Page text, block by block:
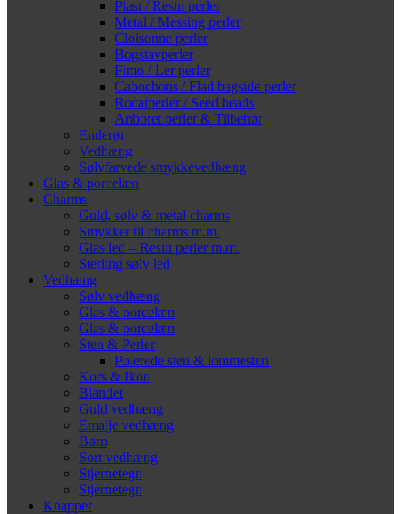
Plast / Resin perler
Metal / Messing perler
Cloisonne perler
Bogstavperler
Fimo / Ler perler
Cabochons / Flad bagside perler
Rocaiperler / Seed beads
Anboret perler & Tilbehør
Enderør
Vedhæng
Sølvfarvede smykkevedhæng
Glas & porcelæn
Charms
Guld, sølv & metal charms
Smykker til charms m.m.
Glas led – Resin perler m.m.
Sterling sølv led
Vedhæng
Sølv vedhæng
Glas & porcelæn
Glas & porcelæn
Sten & Perler
Polerede sten & lommesten
Kors & Ikon
Blandet
Guld vedhæng
Emalje vedhæng
Børn
Sort vedhæng
Stjernetegn
Stjernetegn
Knapper